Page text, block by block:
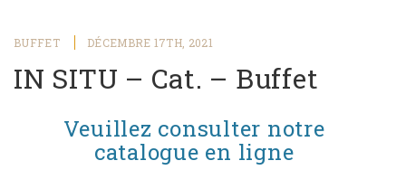
BUFFET DÉCEMBRE 17TH, 2021
IN SITU – Cat. – Buffet
Veuillez consulter notre
catalogue en ligne